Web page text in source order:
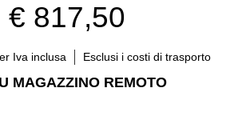
€ 817,50
Iva inclusa Esclusi i costi di trasporto
MAGAZZINO REMOTO